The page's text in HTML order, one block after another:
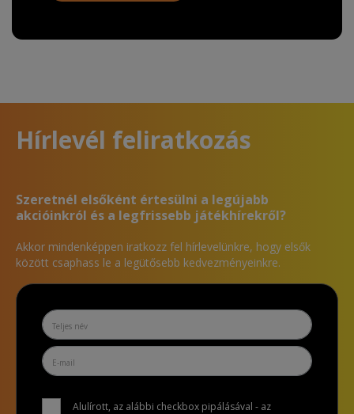
Hírlevél feliratkozás
Szeretnél elsőként értesülni a legújabb
akcióinkról és a legfrissebb játékhírekről?
Akkor mindenképpen iratkozz fel hírlevelünkre, hogy elsők
között csaphass le a legütősebb kedvezményeinkre.
Alulírott, az alábbi checkbox pipálásával - az